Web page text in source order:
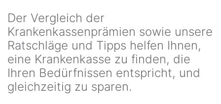
Der Vergleich der
Krankenkassenprämien sowie unsere
Ratschläge und Tipps helfen Ihnen,
eine Krankenkasse zu finden, die
Ihren Bedürfnissen entspricht, und
gleichzeitig zu sparen.